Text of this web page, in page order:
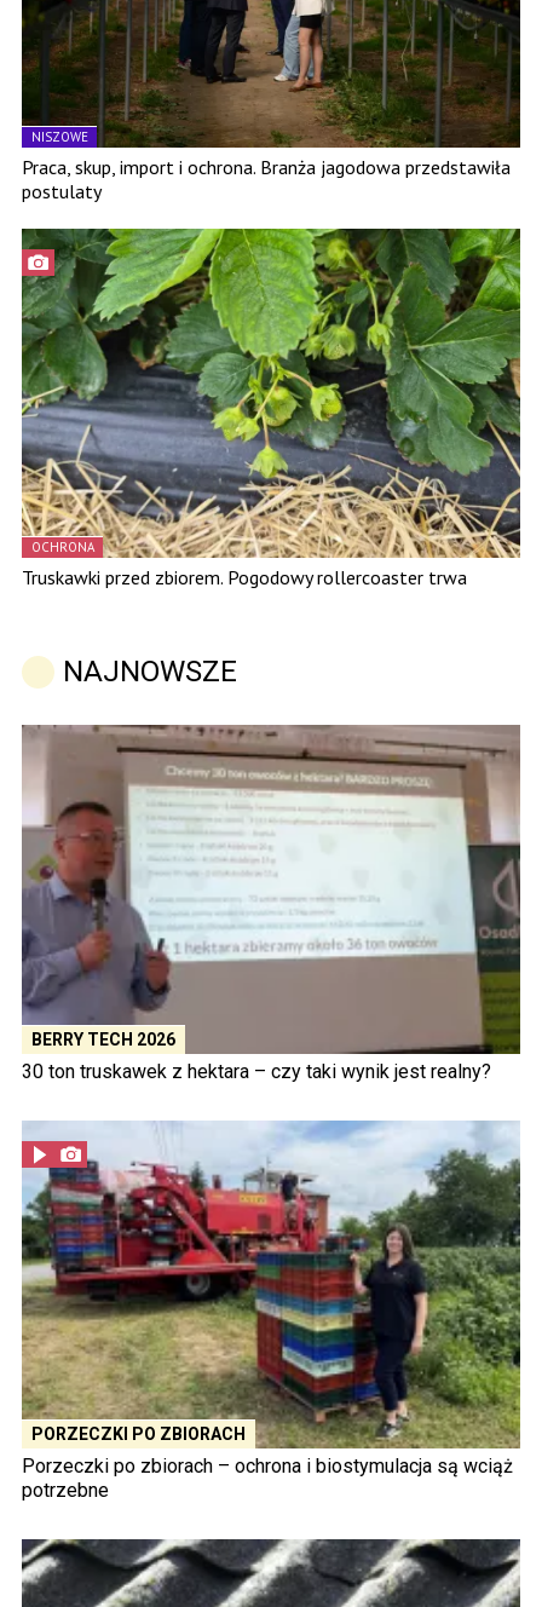
NISZOWE
Praca, skup, import i ochrona. Branża jagodowa przedstawiła
postulaty
OCHRONA
Truskawki przed zbiorem. Pogodowy rollercoaster trwa
NAJNOWSZE
BERRY TECH 2026
30 ton truskawek z hektara – czy taki wynik jest realny?
PORZECZKI PO ZBIORACH
Porzeczki po zbiorach – ochrona i biostymulacja są wciąż
potrzebne